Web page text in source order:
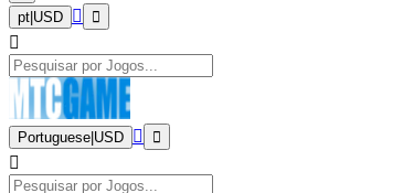
pt USD
Portuguese USD